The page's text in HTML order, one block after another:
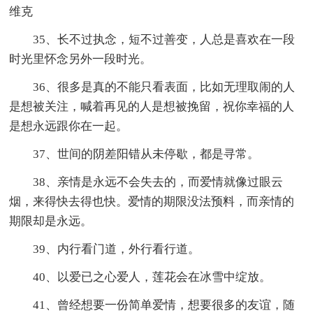
维克
35、长不过执念，短不过善变，人总是喜欢在一段
时光里怀念另外一段时光。
36、很多是真的不能只看表面，比如无理取闹的人
是想被关注，喊着再见的人是想被挽留，祝你幸福的人
是想永远跟你在一起。
37、世间的阴差阳错从未停歇，都是寻常。
38、亲情是永远不会失去的，而爱情就像过眼云
烟，来得快去得也快。爱情的期限没法预料，而亲情的
期限却是永远。
39、内行看门道，外行看行道。
40、以爱已之心爱人，莲花会在冰雪中绽放。
41、曾经想要一份简单爱情，想要很多的友谊，随